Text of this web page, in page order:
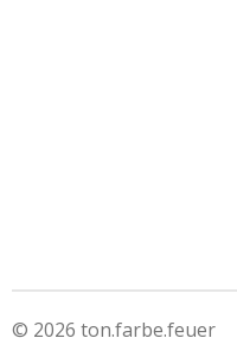
© 2026 ton.farbe.feuer